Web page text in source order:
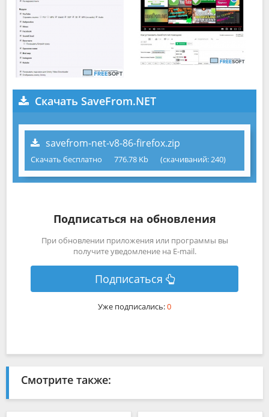
Скачать SaveFrom.NET
savefrom-net-v8-86-firefox.zip
Скачать бесплатно 776.78 Kb (cкачиваний: 240)
Подписаться на обновления
При обновлении приложения или программы вы
получите уведомление на E-mail.
Подписаться
Уже подписались:0
Смотрите также: